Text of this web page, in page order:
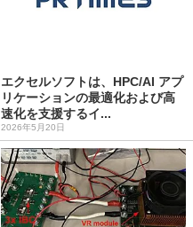
エクセルソフトは、HPC/AI アプ
リケーションの最適化および高
速化を支援するイ...
2026年5月20日